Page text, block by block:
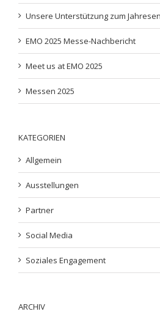
Unsere Unterstützung zum
EMO 2025 Messe-Nachbericht
Meet us at EMO 2025
Messen 2025
Ausstellungen
Partner
Social Media
Soziales Engagement